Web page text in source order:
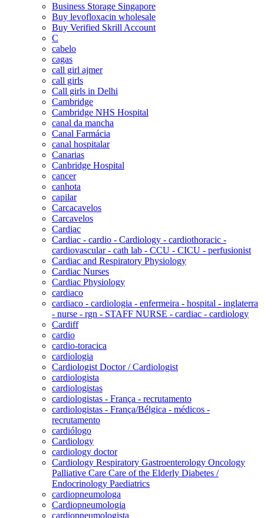
Business Storage Singapore
Buy levofloxacin wholesale
Buy Verified Skrill Account
C
cabelo
cagas
call girl ajmer
call girls
Call girls in Delhi
Cambridge
Cambridge NHS Hospital
canal da mancha
Canal Farmácia
canal hospitalar
Canarias
Canbridge Hospital
cancer
canhota
capilar
Carcacavelos
Carcavelos
Cardiac
Cardiac - cardio - Cardiology - cardiothoracic -
cardiovascular - cath lab - CCU - CICU - perfusionist
Cardiac and Respiratory Physiology
Cardiac Nurses
Cardiac Physiology
cardiaco
cardiaco - cardiologia - enfermeira - hospital - inglaterra
- nurse - rgn - STAFF NURSE - cardiac - cardiology
Cardiff
cardio
cardio-toracica
cardiologia
Cardiologist Doctor / Cardiologist
cardiologista
cardiologistas
cardiologistas - França - recrutamento
cardiologistas - França/Bélgica - médicos -
recrutamento
cardiólogo
Cardiology
cardiology doctor
Cardiology Respiratory Gastroenterology Oncology
Palliative Care Care of the Elderly Diabetes /
Endocrinology Paediatrics
cardiopneumologa
Cardiopneumologia
cardiopneumologista